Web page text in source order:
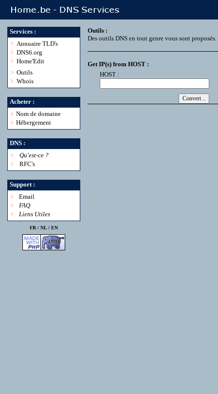
Services :
> Annuaire TLD's
> DNS6.org
> Home'Edit
> Outils
> Whois
Acheter :
> Nom de domaine
> Hébergement
DNS :
>
Qu'est-ce ?
>
RFC's
Support :
>
Email
>
FAQ
>
Liens Utiles
FR / NL/ EN
Outils :
Des outils DNS en tout genre vous sont proposés.
Get IP(s) from HOST :
HOST :